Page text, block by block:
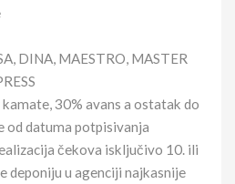
DINA, MAESTRO, MASTER
30% avans a ostatak do
od datuma potpisivanja
čekova isključivo 10. ili
deponiju u agenciji najkasnije